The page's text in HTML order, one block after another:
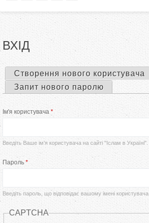
ВХІД
е
в
н
Створення нового користувача
Запит нового паролю
Ім'я користувача *
Введіть Ваше ім’я користувача на сайті "Іслам в Україні".
Пароль *
Введіть пароль, що відповідає вашому імені користувача.
CAPTCHA